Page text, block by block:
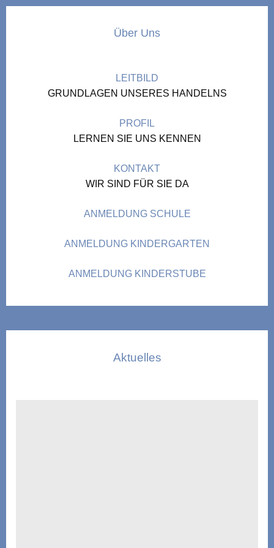
Über Uns
LEITBILD
GRUNDLAGEN UNSERES HANDELNS
PROFIL
LERNEN SIE UNS KENNEN
KONTAKT
WIR SIND FÜR SIE DA
ANMELDUNG SCHULE
ANMELDUNG KINDERGARTEN
ANMELDUNG KINDERSTUBE
Aktuelles